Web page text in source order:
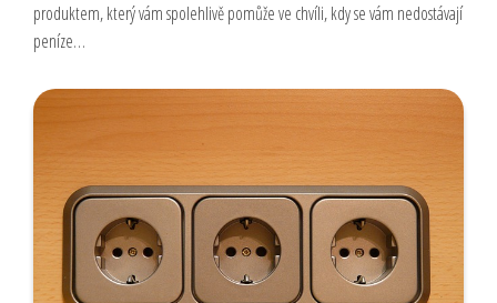
produktem, který vám spolehlivě pomůže ve chvíli, kdy se vám nedostávají
peníze…